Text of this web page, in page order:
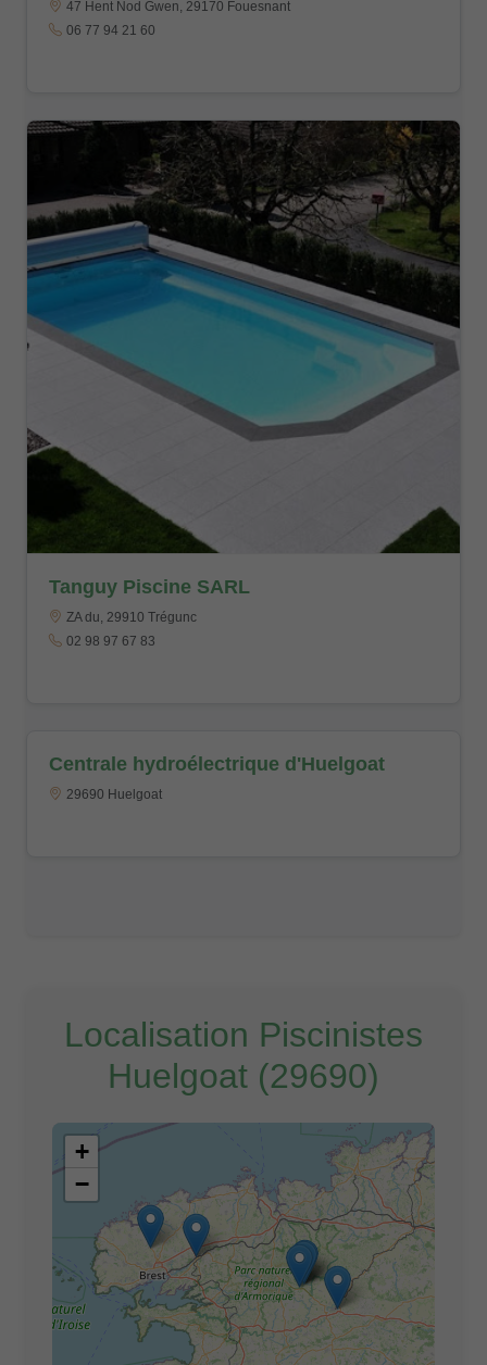
47 Hent Nod Gwen, 29170 Fouesnant
06 77 94 21 60
Tanguy Piscine SARL
ZA du, 29910 Trégunc
02 98 97 67 83
Centrale hydroélectrique d'Huelgoat
29690 Huelgoat
Localisation Piscinistes
Huelgoat (29690)
+
−